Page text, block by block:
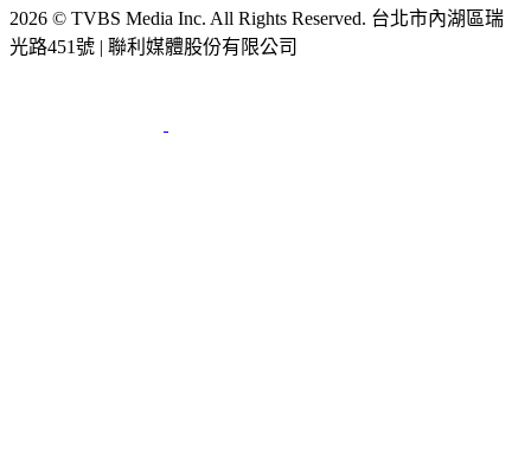
2026 © TVBS Media Inc. All Rights Reserved. 台北市內湖區瑞
光路451號 | 聯利媒體股份有限公司